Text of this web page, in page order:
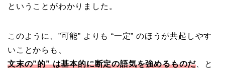
ということがわかりました。
このように、”可能” よりも “一定” のほうが共起しやす
いことからも、
文末の”的” は基本的に断定の語気を強めるものだ 、と